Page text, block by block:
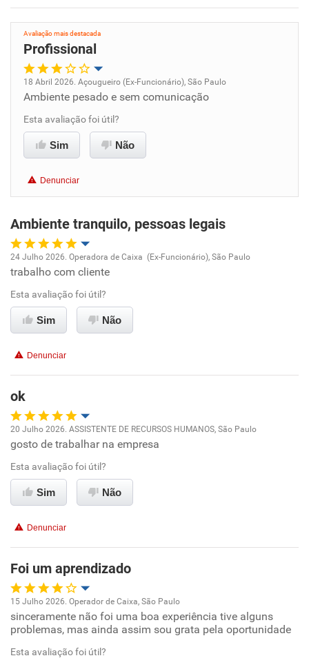
Avaliação mais destacada
Profissional
Oportunidade de promoção
Ambiente de trabalho
Benefícios
Não recomenda esta empresa
Não recomenda a diretoria
18 Abril 2026. Açougueiro (Ex-Funcionário), São Paulo
Ambiente pesado e sem comunicação
Esta avaliação foi útil?
Sim Não
Denunciar
Ambiente tranquilo, pessoas legais
Oportunidade de promoção
Ambiente de trabalho
Benefícios
Recomenda esta empresa
Recomenda a diretoria
24 Julho 2026. Operadora de Caixa (Ex-Funcionário), São Paulo
trabalho com cliente
Esta avaliação foi útil?
Sim Não
Denunciar
ok
Oportunidade de promoção
Ambiente de trabalho
Benefícios
Recomenda esta empresa
20 Julho 2026. ASSISTENTE DE RECURSOS HUMANOS, São Paulo
gosto de trabalhar na empresa
Esta avaliação foi útil?
Sim Não
Denunciar
Foi um aprendizado
Oportunidade de promoção
Ambiente de trabalho
15 Julho 2026. Operador de Caixa, São Paulo
sinceramente não foi uma boa experiência tive alguns
problemas, mas ainda assim sou grata pela oportunidade
Esta avaliação foi útil?